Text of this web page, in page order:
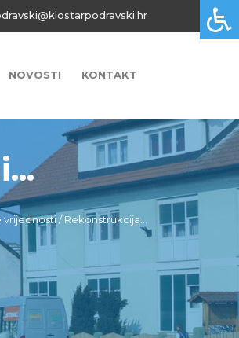
NOVOSTI KONTAKT
/ Rekonstrukcija...